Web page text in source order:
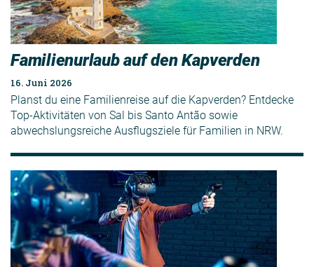
Familienurlaub auf den Kapverden
16. Juni 2026
Planst du eine Familienreise auf die Kapverden? Entdecke
Top-Aktivitäten von Sal bis Santo Antão sowie
abwechslungsreiche Ausflugsziele für Familien in NRW.